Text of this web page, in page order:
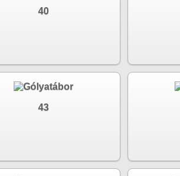
40
43